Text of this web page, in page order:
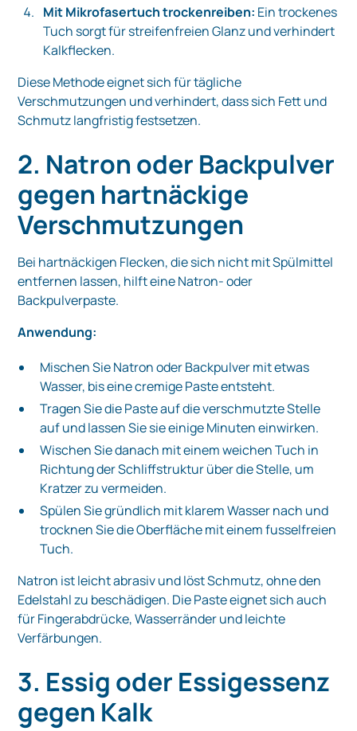
Mit Mikrofasertuch trockenreiben: Ein trockenes
Tuch sorgt für streifenfreien Glanz und verhindert
Kalkflecken.
Diese Methode eignet sich für tägliche
Verschmutzungen und verhindert, dass sich Fett und
Schmutz langfristig festsetzen.
2. Natron oder Backpulver
gegen hartnäckige
Verschmutzungen
Bei hartnäckigen Flecken, die sich nicht mit Spülmittel
entfernen lassen, hilft eine Natron- oder
Backpulverpaste.
Anwendung:
Mischen Sie Natron oder Backpulver mit etwas
Wasser, bis eine cremige Paste entsteht.
Tragen Sie die Paste auf die verschmutzte Stelle
auf und lassen Sie sie einige Minuten einwirken.
Wischen Sie danach mit einem weichen Tuch in
Richtung der Schliffstruktur über die Stelle, um
Kratzer zu vermeiden.
Spülen Sie gründlich mit klarem Wasser nach und
trocknen Sie die Oberfläche mit einem fusselfreien
Tuch.
Natron ist leicht abrasiv und löst Schmutz, ohne den
Edelstahl zu beschädigen. Die Paste eignet sich auch
für Fingerabdrücke, Wasserränder und leichte
Verfärbungen.
3. Essig oder Essigessenz
gegen Kalk